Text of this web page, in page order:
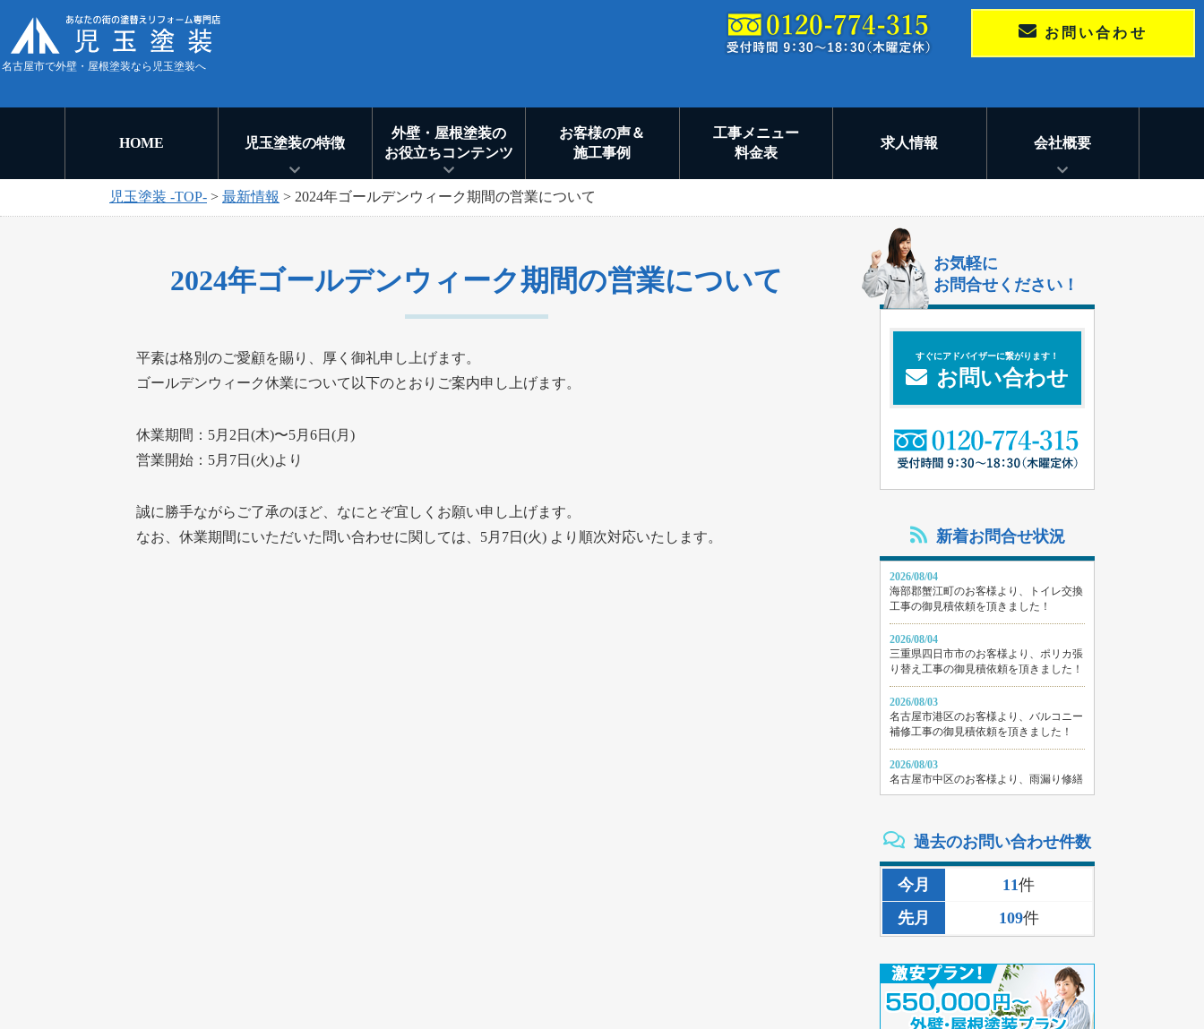
名古屋市で外壁・屋根塗装なら児玉塗装へ
お問い合わせ
HOME 児玉塗装の特徴
外壁・屋根塗装の
お役立ちコンテンツ
お客様の声＆
施工事例
工事メニュー
料金表
求人情報 会社概要
児玉塗装 -TOP- > 最新情報 > 2024年ゴールデンウィーク期間の営業について
2024年ゴールデンウィーク期間の営業について
平素は格別のご愛顧を賜り、厚く御礼申し上げます。
ゴールデンウィーク休業について以下のとおりご案内申し上げます。
休業期間：5月2日(木)〜5月6日(月)
営業開始：5月7日(火)より
誠に勝手ながらご了承のほど、なにとぞ宜しくお願い申し上げます。
なお、休業期間にいただいた問い合わせに関しては、5月7日(火) より順次対応いたします。
お気軽に
お問合せください！
すぐにアドバイザーに繋がります！
お問い合わせ
新着お問合せ状況
2026/08/04
海部郡蟹江町のお客様より、トイレ交換
工事の御見積依頼を頂きました！
2026/08/04
三重県四日市市のお客様より、ポリカ張
り替え工事の御見積依頼を頂きました！
2026/08/03
名古屋市港区のお客様より、バルコニー
補修工事の御見積依頼を頂きました！
2026/08/03
名古屋市中区のお客様より、雨漏り修繕
工事の御見積依頼を頂きました！
三重県いなべ市のお客様より、外壁その
頂きました！
2026/08/02
名古屋市名東区のお客様より、雨漏り補
修工事の御見積依頼を頂きました！
2026/08/01
名古屋市千種区のお客様より、外壁その
他塗装工事の御見積依頼を頂きました！
過去のお問い合わせ件数
今月 11件
先月
109件